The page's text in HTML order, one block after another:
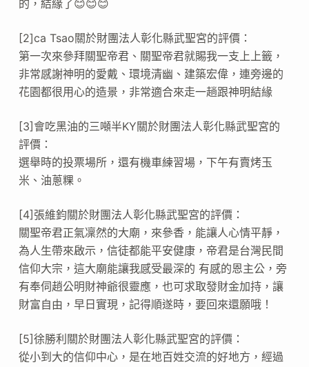
的，結緣了😊😊😊
[2]ca Tsao關於財團法人彰化縣武聖宮的評價：
第一次來參拜關聖帝君、關聖帝君就賜我一支上上籤，
非常感謝神明的愛戴、環境清幽、建築宏偉，連旁邊的
花園都很用心的造景，非常適合來走一趟跟神明結緣
[3]會吃黑油的三噸半KY關於財團法人彰化縣武聖宮的
評價：
選舉時的投票場所，還有機車練習場，下午有賣烤玉
米、油蔥粿。
[4]張維鈞關於財團法人彰化縣武聖宮的評價：
關聖帝君正氣凜然的大廟，來參香，能讓人心情平靜，
為人生帶來啟示，信徒都能平安健康，帝君是台灣民間
信仰大宗，這大廟能讓我感受最深的 有感的恩主公，旁
有奉伺趙公明財神爺很靈應，也可求取發財金加持，讓
財富自由，早日實現，記得順遂時，要回來還願哦！
[5]徐勝利關於財團法人彰化縣武聖宮的評價：
從小到大的信仰中心，是在地百姓交流的好地方，經過